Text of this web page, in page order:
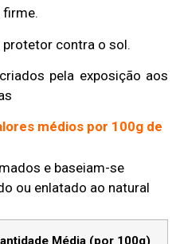
firme.
contra o sol.
pela exposição aos
médios por 100g de
e baseiam-se
ou enlatado ao natural
Média (por 100g)